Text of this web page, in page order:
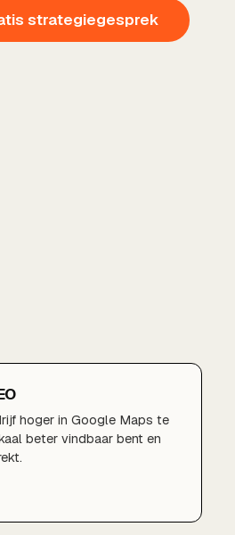
strategiegesprek
hoger in Google Maps te
beter vindbaar bent en